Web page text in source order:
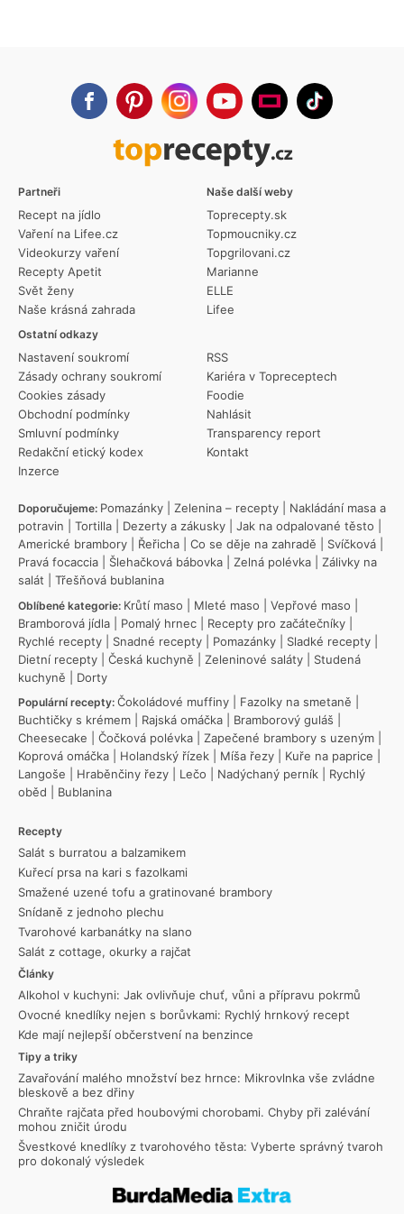
Partneři
Recept na jídlo
Vaření na Lifee.cz
Videokurzy vaření
Recepty Apetit
Svět ženy
Naše krásná zahrada
Ostatní odkazy
Nastavení soukromí
Zásady ochrany soukromí
Cookies zásady
Obchodní podmínky
Smluvní podmínky
Redakční etický kodex
Inzerce
RSS
Kariéra v Topreceptech
Foodie
Nahlásit
Transparency report
Kontakt
Naše další weby
Toprecepty.sk
Topmoucniky.cz
Topgrilovani.cz
Marianne
ELLE
Lifee
Doporučujeme: Pomazánky Zelenina – recepty
Nakládání masa a
potravin
Tortilla Dezerty a zákusky Jak na odpalované těsto
Americké brambory
Řeřicha Co se děje na zahradě Svíčková
Pravá focaccia
Šlehačková bábovka Zelná polévka
Zálivky na
salát
Třešňová bublanina
Oblíbené kategorie: Krůtí maso Mleté maso Vepřové maso
Bramborová jídla
Pomalý hrnec Recepty pro začátečníky
Rychlé recepty
Snadné recepty Pomazánky Sladké recepty
Dietní recepty
Česká kuchyně Zeleninové saláty
Studená
kuchyně
Dorty
Populární recepty: Čokoládové muffiny Fazolky na smetaně
Buchtičky s krémem
Rajská omáčka Bramborový guláš
Cheesecake
Čočková polévka Zapečené brambory s uzeným
Koprová omáčka
Holandský řízek Míša řezy Kuře na paprice
Langoše
Hraběnčiny řezy Lečo Nadýchaný perník
Rychlý
oběd
Bublanina
Recepty
Salát s burratou a balzamikem
Kuřecí prsa na kari s fazolkami
Smažené uzené tofu a gratinované brambory
Snídaně z jednoho plechu
Tvarohové karbanátky na slano
Salát z cottage, okurky a rajčat
Články
Alkohol v kuchyni: Jak ovlivňuje chuť, vůni a přípravu pokrmů
Ovocné knedlíky nejen s borůvkami: Rychlý hrnkový recept
Kde mají nejlepší občerstvení na benzince
Tipy a triky
Zavařování malého množství bez hrnce: Mikrovlnka vše zvládne
bleskově a bez dřiny
Chraňte rajčata před houbovými chorobami. Chyby při zalévání
mohou zničit úrodu
Švestkové knedlíky z tvarohového těsta: Vyberte správný tvaroh
pro dokonalý výsledek